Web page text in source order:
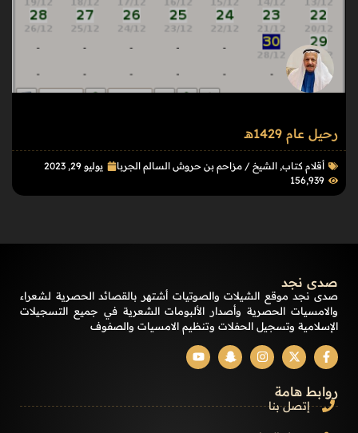
رحيل عام 1429هـ
أقلام كتاب, الشيخ / مزاحم بن حروش السالم الجربا
يوليو 29, 2023
156٬939
صدى نجد
صدى نجد موقع الشيلات والصوتيات أشتهر بالقصائد الحصرية لشعراء
والامسيات الحصرية وأصدار الألبومات الشعرية في جميع التسجيلات
الإسلامية وتسجيل الحفلات وتنظيم الامسيات والصفوف
روابط هامة
إتصل بنا